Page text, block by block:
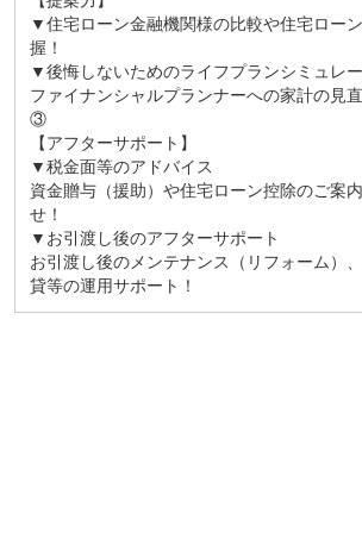
▼住宅ローン金融機関様の比較や住宅ロー
握！
▼後悔しないためのライフプランシミュレ
ファイナンシャルプランナーへの家計の見
③
【アフターサポート】
▼税金面等のアドバイス
資金贈与（援助）や住宅ローン控除のご案
せ！
▼お引渡し後のアフターサポート
お引渡し後のメンテナンス（リフォーム）
貸等の運用サポート！